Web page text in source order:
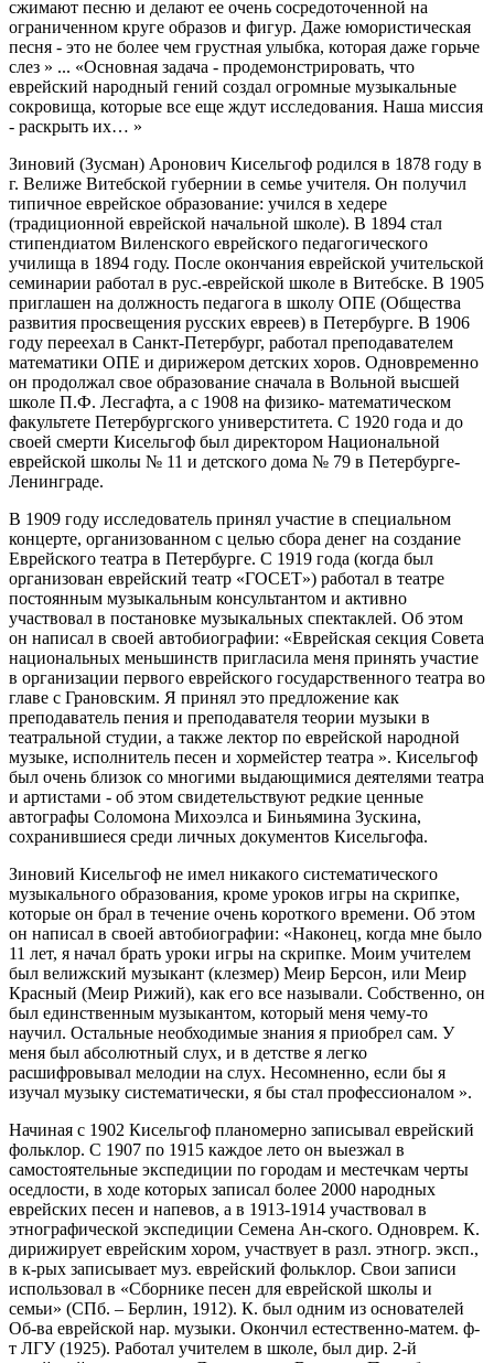
сжимают песню и делают ее очень сосредоточенной на
ограниченном круге образов и фигур. Даже юмористическая
песня - это не более чем грустная улыбка, которая даже горьче
слез » ... «Основная задача - продемонстрировать, что
еврейский народный гений создал огромные музыкальные
сокровища, которые все еще ждут исследования. Наша миссия
- раскрыть их… »
Зиновий (Зусман) Аронович Кисельгоф родился в 1878 году в
г. Велиже Витебской губернии в семье учителя. Он получил
типичное еврейское образование: учился в хедере
(традиционной еврейской начальной школе). В 1894 стал
стипендиатом Виленского еврейского педагогического
училища в 1894 году. После окончания еврейской учительской
семинарии работал в рус.-еврейской школе в Витебске. В 1905
приглашен на должность педагога в школу ОПЕ (Общества
развития просвещения русских евреев) в Петербурге. В 1906
году переехал в Санкт-Петербург, работал преподавателем
математики ОПЕ и дирижером детских хоров. Одновременно
он продолжал свое образование сначала в Вольной высшей
школе П.Ф. Лесгафта, а с 1908 на физико- математическом
факультете Петербургского универститета. С 1920 года и до
своей смерти Кисельгоф был директором Национальной
еврейской школы № 11 и детского дома № 79 в Петербурге-
Ленинграде.
В 1909 году исследователь принял участие в специальном
концерте, организованном с целью сбора денег на создание
Еврейского театра в Петербурге. С 1919 года (когда был
организован еврейский театр «ГОСЕТ») работал в театре
постоянным музыкальным консультантом и активно
участвовал в постановке музыкальных спектаклей. Об этом
он написал в своей автобиографии: «Еврейская секция Совета
национальных меньшинств пригласила меня принять участие
в организации первого еврейского государственного театра во
главе с Грановским. Я принял это предложение как
преподаватель пения и преподавателя теории музыки в
театральной студии, а также лектор по еврейской народной
музыке, исполнитель песен и хормейстер театра ». Кисельгоф
был очень близок со многими выдающимися деятелями театра
и артистами - об этом свидетельствуют редкие ценные
автографы Соломона Михоэлса и Биньямина Зускина,
сохранившиеся среди личных документов Кисельгофа.
Зиновий Кисельгоф не имел никакого систематического
музыкального образования, кроме уроков игры на скрипке,
которые он брал в течение очень короткого времени. Об этом
он написал в своей автобиографии: «Наконец, когда мне было
11 лет, я начал брать уроки игры на скрипке. Моим учителем
был велижский музыкант (клезмер) Меир Берсон, или Меир
Красный (Меир Рижий), как его все называли. Собственно, он
был единственным музыкантом, который меня чему-то
научил. Остальные необходимые знания я приобрел сам. У
меня был абсолютный слух, и в детстве я легко
расшифровывал мелодии на слух. Несомненно, если бы я
изучал музыку систематически, я бы стал профессионалом ».
Начиная с 1902 Кисельгоф планомерно записывал еврейский
фольклор. С 1907 по 1915 каждое лето он выезжал в
самостоятельные экспедиции по городам и местечкам черты
оседлости, в ходе которых записал более 2000 народных
еврейских песен и напевов, а в 1913-1914 участвовал в
этнографической экспедиции Семена Ан-ского. Одноврем. К.
дирижирует еврейским хором, участвует в разл. этногр. эксп.,
в к-рых записывает муз. еврейский фольклор. Свои записи
использовал в «Сборнике песен для еврейской школы и
семьи» (СПб. – Берлин, 1912). К. был одним из основателей
Об-ва еврейской нар. музыки. Окончил естественно-матем. ф-
т ЛГУ (1925). Работал учителем в школе, был дир. 2-й